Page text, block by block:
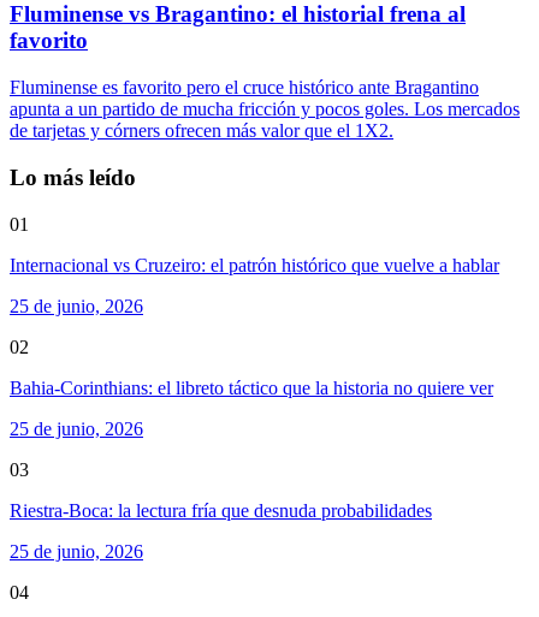
Fluminense vs Bragantino: el historial frena al
favorito
Fluminense es favorito pero el cruce histórico ante Bragantino
apunta a un partido de mucha fricción y pocos goles. Los mercados
de tarjetas y córners ofrecen más valor que el 1X2.
Lo más leído
01
Internacional vs Cruzeiro: el patrón histórico que vuelve a hablar
25 de junio, 2026
02
Bahia-Corinthians: el libreto táctico que la historia no quiere ver
25 de junio, 2026
03
Riestra-Boca: la lectura fría que desnuda probabilidades
25 de junio, 2026
04